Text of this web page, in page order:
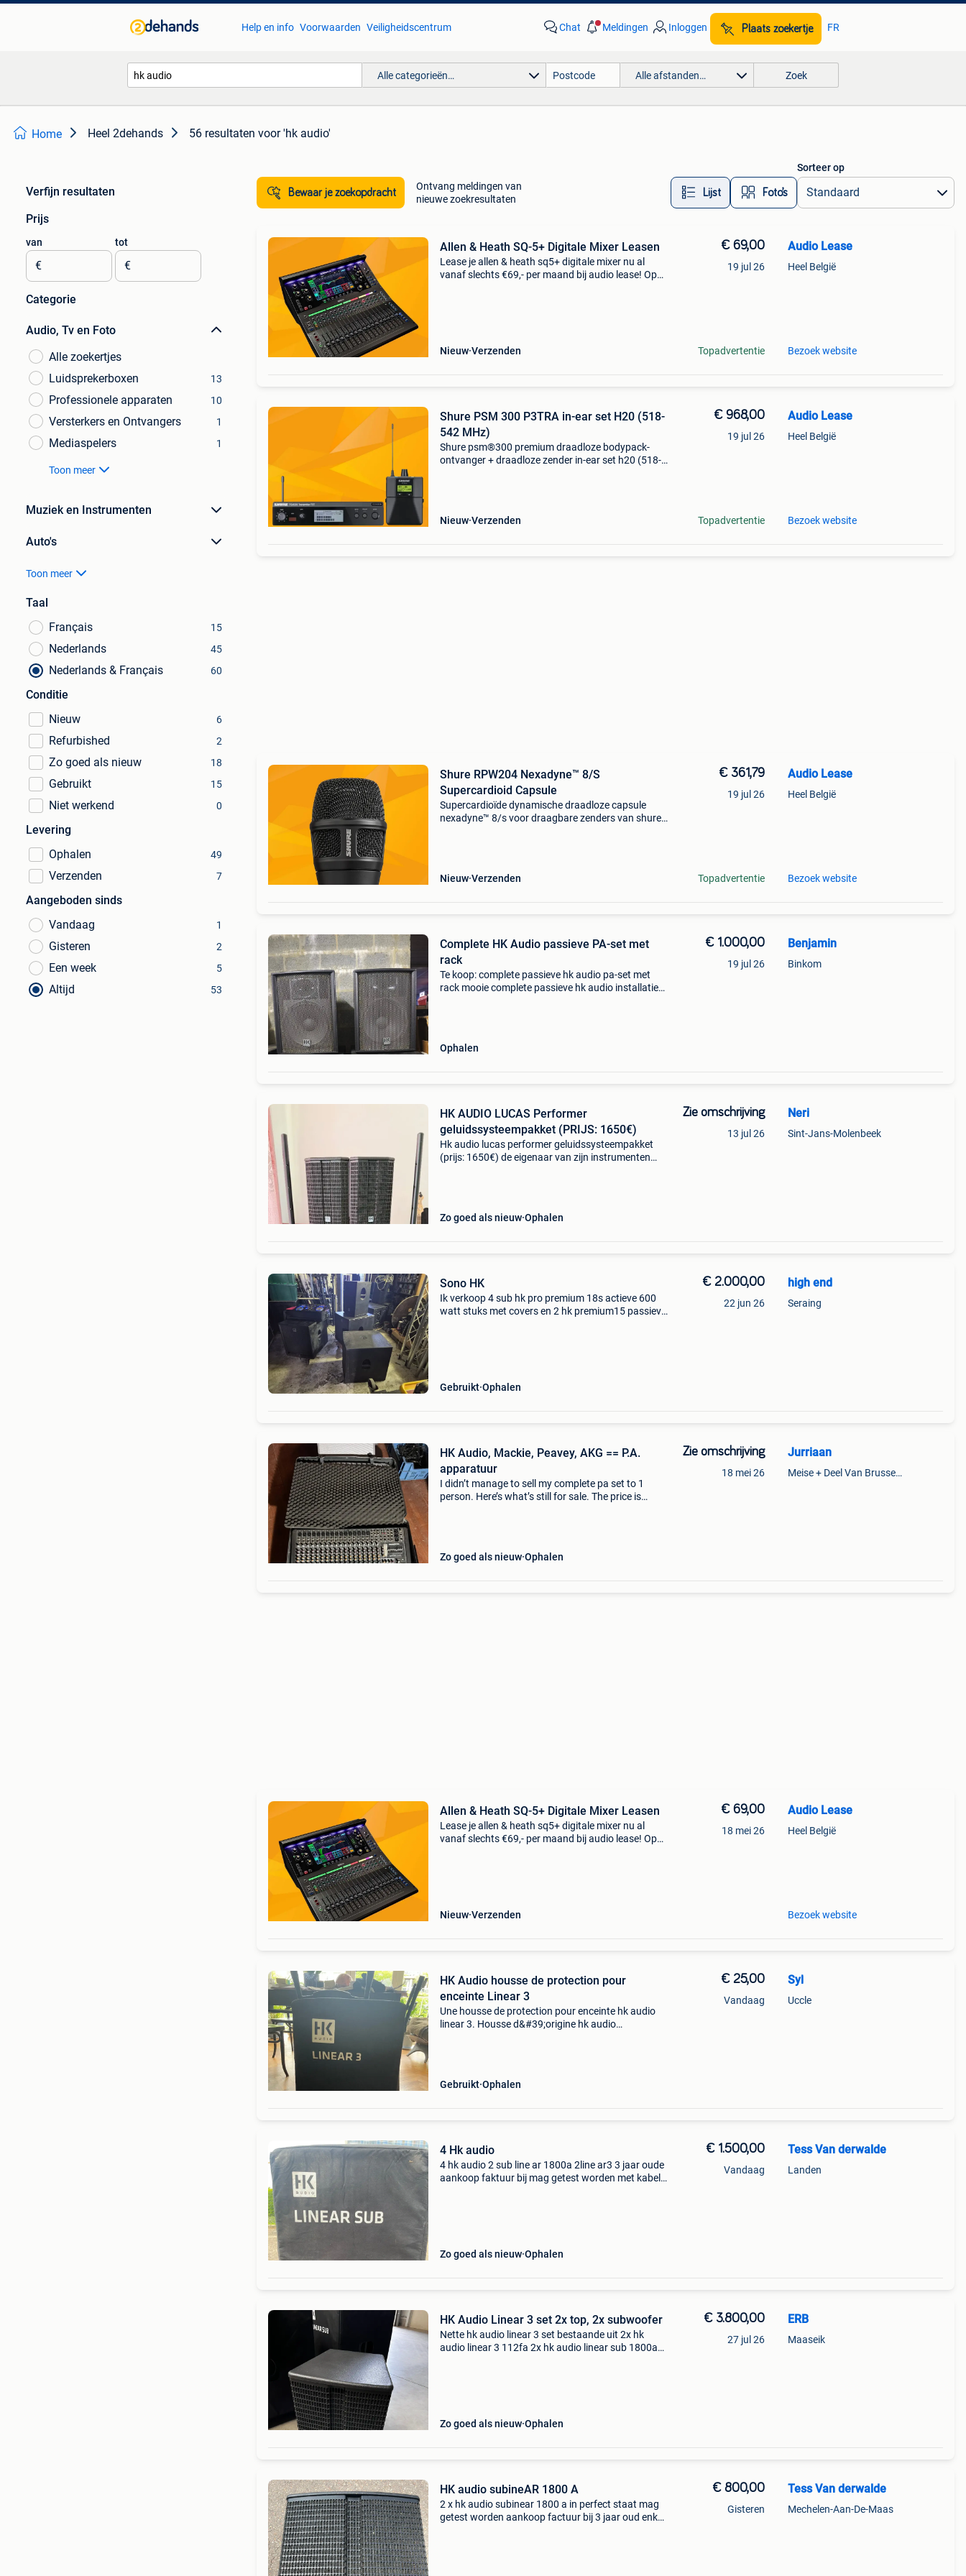
Help en info Voorwaarden Veiligheidscentrum Chat Meldingen Inloggen Plaats zoekertje FR
Alle categorieën… Alle afstanden… Zoek
Home Heel 2dehands 56 resultaten voor 'hk audio'
Verfijn resultaten
Prijs
van
€
tot
€
Categorie
Audio, Tv en Foto
Alle zoekertjes
Luidsprekerboxen
13
Professionele apparaten 10
Versterkers en Ontvangers 1
Mediaspelers 1
Toon meer
Muziek en Instrumenten
Auto's
Toon meer
Taal
Français
15
Nederlands 45
Nederlands & Français 60
Conditie
Nieuw
6
Refurbished 2
Zo goed als nieuw 18
Gebruikt 15
Niet werkend 0
Levering
Ophalen
49
Verzenden 7
Aangeboden sinds
Vandaag
1
Gisteren 2
Een week 5
Altijd 53
Bewaar je zoekopdracht
Ontvang meldingen van
nieuwe zoekresultaten
Lijst Foto’s
Sorteer op
Allen & Heath SQ-5+ Digitale Mixer Leasen
Lease je allen & heath sq5+ digitale mixer nu al
vanaf slechts €69,- per maand bij audio lease! Op
Nieuw Verzenden
€ 69,00
19 jul 26
Topadvertentie
Audio Lease
Heel België
Bezoek website
Shure PSM 300 P3TRA in-ear set H20 (518-
542 MHz)
Shure psm®300 premium draadloze bodypack-
ontvanger + draadloze zender in-ear set h20 (518-
Nieuw Verzenden
€ 968,00
19 jul 26
Topadvertentie
Audio Lease
Heel België
Bezoek website
Shure RPW204 Nexadyne™ 8/S
Supercardioid Capsule
Supercardioïde dynamische draadloze capsule
nexadyne™ 8/s voor draagbare zenders van shure
Nieuw Verzenden
€ 361,79
19 jul 26
Topadvertentie
Audio Lease
Heel België
Bezoek website
Complete HK Audio passieve PA-set met
rack
Te koop: complete passieve hk audio pa-set met
rack mooie complete passieve hk audio installatie
Ophalen
€ 1.000,00
19 jul 26
Benjamin
Binkom
HK AUDIO LUCAS Performer
geluidssysteempakket (PRIJS: 1650€)
Hk audio lucas performer geluidssysteempakket
(prijs: 1650€) de eigenaar van zijn instrumenten
Zo goed als nieuw Ophalen
Zie omschrijving
13 jul 26
Neri
Sint-Jans-Molenbeek
Sono HK
Ik verkoop 4 sub hk pro premium 18s actieve 600
watt stuks met covers en 2 hk premium15 passieve
Gebruikt Ophalen
€ 2.000,00
22 jun 26
high end
Seraing
HK Audio, Mackie, Peavey, AKG == P.A.
apparatuur
I didn’t manage to sell my complete pa set to 1
person. Here’s what’s still for sale. The price is
Zo goed als nieuw Ophalen
Zie omschrijving
18 mei 26
Jurriaan
Meise + Deel Van Brussegem
Allen & Heath SQ-5+ Digitale Mixer Leasen
Lease je allen & heath sq5+ digitale mixer nu al
vanaf slechts €69,- per maand bij audio lease! Op
Nieuw Verzenden
€ 69,00
18 mei 26
Audio Lease
Heel België
Bezoek website
HK Audio housse de protection pour
enceinte Linear 3
Une housse de protection pour enceinte hk audio
linear 3. Housse d&#39;origine hk audio
Gebruikt Ophalen
€ 25,00
Vandaag
Syl
Uccle
4 Hk audio
4 hk audio 2 sub line ar 1800a 2line ar3 3 jaar oude
aankoop faktuur bij mag getest worden met kabel
Zo goed als nieuw Ophalen
€ 1.500,00
Vandaag
Tess Van derwalde
Landen
HK Audio Linear 3 set 2x top, 2x subwoofer
Nette hk audio linear 3 set bestaande uit 2x hk
audio linear 3 112fa 2x hk audio linear sub 1800a
Zo goed als nieuw Ophalen
€ 3.800,00
27 jul 26
ERB
Maaseik
HK audio subineAR 1800 A
2 x hk audio subinear 1800 a in perfect staat mag
getest worden aankoop factuur bij 3 jaar oud enkel
€ 800,00
Gisteren
Tess Van derwalde
Mechelen-Aan-De-Maas